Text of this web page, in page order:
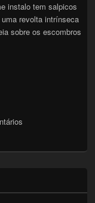
instalo tem salpicos
revolta intrínseca
sobre os escombros